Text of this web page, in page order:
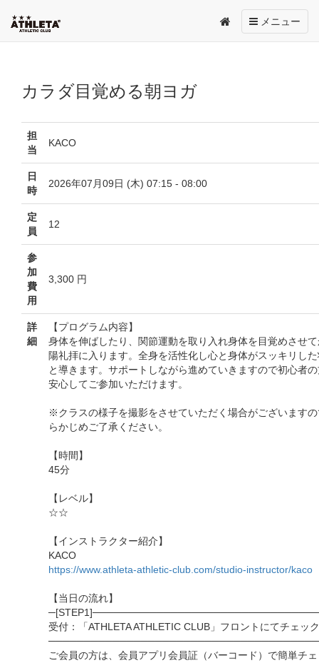
Toggle
navigation
メニュー
カラダ目覚める朝ヨガ
担
当
KACO
日
時
2026年07月09日 (木) 07:15 - 08:00
定
員
12
参
加
費
用
3,300 円
詳
細
【プログラム内容】
身体を伸ばしたり、関節運動を取り入れ身体を目覚めさせ
陽礼拝に入ります。全身を活性化し心と身体がスッキリし
と導きます。サポートしながら進めていきますので初心者
安心してご参加いただけます。
※クラスの様子を撮影をさせていただく場合がございます
らかじめご了承ください。
【時間】
45分
【レベル】
☆☆
【インストラクター紹介】
KACO
https://www.athleta-athletic-club.com/studio-instructor/kaco
【当日の流れ】
受付：「ATHLETA ATHLETIC CLUB」フロントにてチェッ
ご会員の方は、会員アプリ会員証（バーコード）で簡単チ